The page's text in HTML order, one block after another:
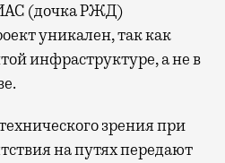
(дочка РЖД)
уникален, так как
инфраструктуре, а не в
зрения при
на путях передают